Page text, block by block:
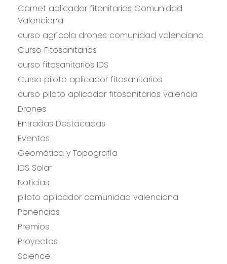
Carnet aplicador fitonitarios Comunidad
Valenciana
curso agrícola drones comunidad valenciana
Curso Fitosanitarios
curso fitosanitarios IDS
Curso piloto aplicador fitosanitarios
curso piloto aplicador fitosanitarios valencia
Drones
Entradas Destacadas
Eventos
Geomática y Topografía
IDS Solar
Noticias
piloto aplicador comunidad valenciana
Ponencias
Premios
Proyectos
Science